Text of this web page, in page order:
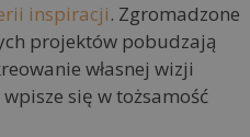
inspiracji. Zgromadzone
projektów pobudzają
własnej wizji
się w tożsamość